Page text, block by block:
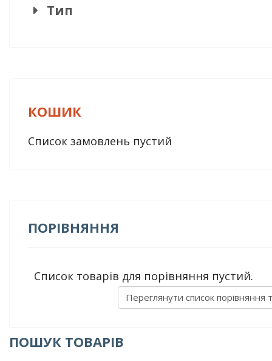
Тип
КОШИК
Список замовлень пустий
ПОРІВНЯННЯ
Список товарів для порівняння пустий.
Переглянути список порівняння
ПОШУК ТОВАРІВ